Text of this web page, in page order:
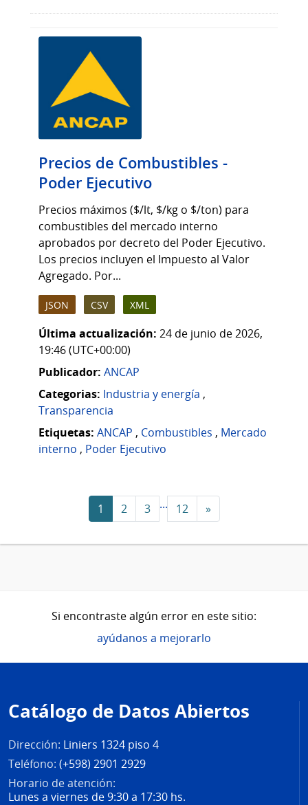
Precios de Combustibles -
Poder Ejecutivo
Precios máximos ($/lt, $/kg o $/ton) para
combustibles del mercado interno
aprobados por decreto del Poder Ejecutivo.
Los precios incluyen el Impuesto al Valor
Agregado. Por...
JSON CSV XML
Última actualización: 24 de junio de 2026,
19:46 (UTC+00:00)
Publicador: ANCAP
Categorias: Industria y energía ,
Transparencia
Etiquetas: ANCAP , Combustibles , Mercado
interno , Poder Ejecutivo
1 2 3 ... 12 »
Si encontraste algún error en este sitio:
ayúdanos a mejorarlo
de
página
Catálogo de Datos Abiertos
Dirección: Liniers 1324 piso 4
Teléfono: (+598) 2901 2929
Horario de atención:
Lunes a viernes de 9:30 a 17:30 hs.